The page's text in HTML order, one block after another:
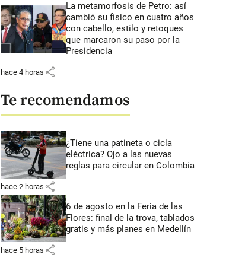
La metamorfosis de Petro: así
cambió su físico en cuatro años
con cabello, estilo y retoques
que marcaron su paso por la
Presidencia
hace 4 horas share
Te recomendamos
¿Tiene una patineta o cicla
eléctrica? Ojo a las nuevas
reglas para circular en Colombia
hace 2 horas share
6 de agosto en la Feria de las
Flores: final de la trova, tablados
gratis y más planes en Medellín
hace 5 horas share